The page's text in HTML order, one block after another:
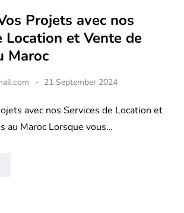
Projets avec nos
Location et Vente de
Maroc
21 September 2024
avec nos Services de Location et
au Maroc Lorsque vous…